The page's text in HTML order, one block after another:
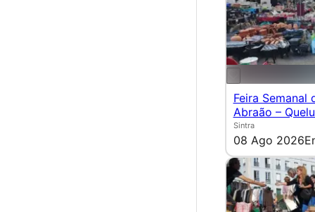
Feira Semanal
Abraão –
Sintra
08 Ago 2026